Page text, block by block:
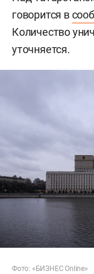
говорится в
Количество
уточняется.
Фото: «БИЗНЕС Online»